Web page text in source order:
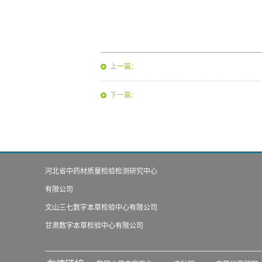
上一篇：
下一篇：
河北省中药材质量检验检测研究中心
有限公司
文山三七数字本草检验中心有限公司
甘肃数字本草检验中心有限公司